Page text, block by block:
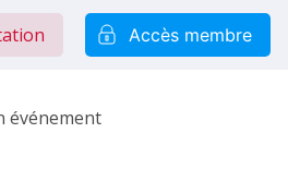
Accès membre
événement